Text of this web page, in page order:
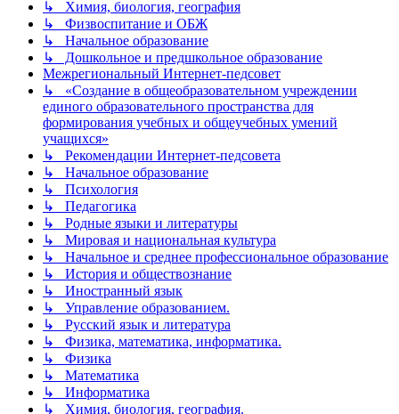
↳ Химия, биология, география
↳ Физвоспитание и ОБЖ
↳ Начальное образование
↳ Дошкольное и предшкольное образование
Межрегиональный Интернет-педсовет
↳ «Создание в общеобразовательном учреждении
единого образовательного пространства для
формирования учебных и общеучебных умений
учащихся»
↳ Рекомендации Интернет-педсовета
↳ Начальное образование
↳ Психология
↳ Педагогика
↳ Родные языки и литературы
↳ Мировая и национальная культура
↳ Начальное и среднее профессиональное образование
↳ История и обществознание
↳ Иностранный язык
↳ Управление образованием.
↳ Русский язык и литература
↳ Физика, математика, информатика.
↳ Физика
↳ Математика
↳ Информатика
↳ Химия, биология, география.